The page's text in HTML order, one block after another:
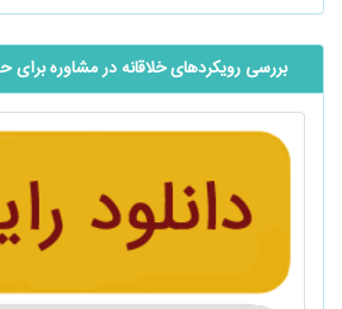
بررسی رویکردهای خلاقانه در مشاوره برای